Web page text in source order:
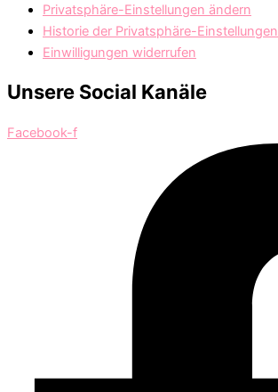
Privatsphäre-Einstellungen ändern
Historie der Privatsphäre-Einstellungen
Einwilligungen widerrufen
Unsere Social Kanäle
Facebook-f